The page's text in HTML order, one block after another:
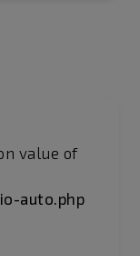
value of
auto.php